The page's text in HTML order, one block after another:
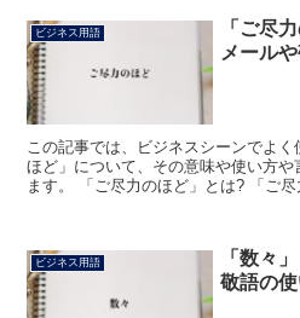
ビジネス用語
「ご尽
メール
この記事では、ビジネスシーンでよ
ほど」について、その意味や使い方
ます。 「ご尽力のほど」とは? 「ご
ビジネス用語
「数々
敬語の